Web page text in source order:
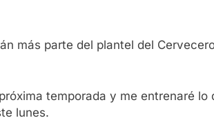
más parte del plantel del
temporada y me entrenaré lo
lunes.